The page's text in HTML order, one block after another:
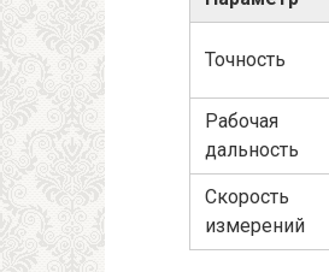
Точность
Рабочая
дальность
Скорость
измерений